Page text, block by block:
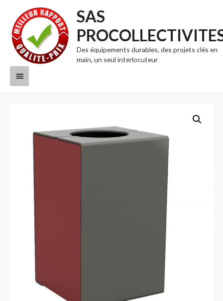
SAS
Des équipements durables, des projets clés en
main, un seul interlocuteur
Menu